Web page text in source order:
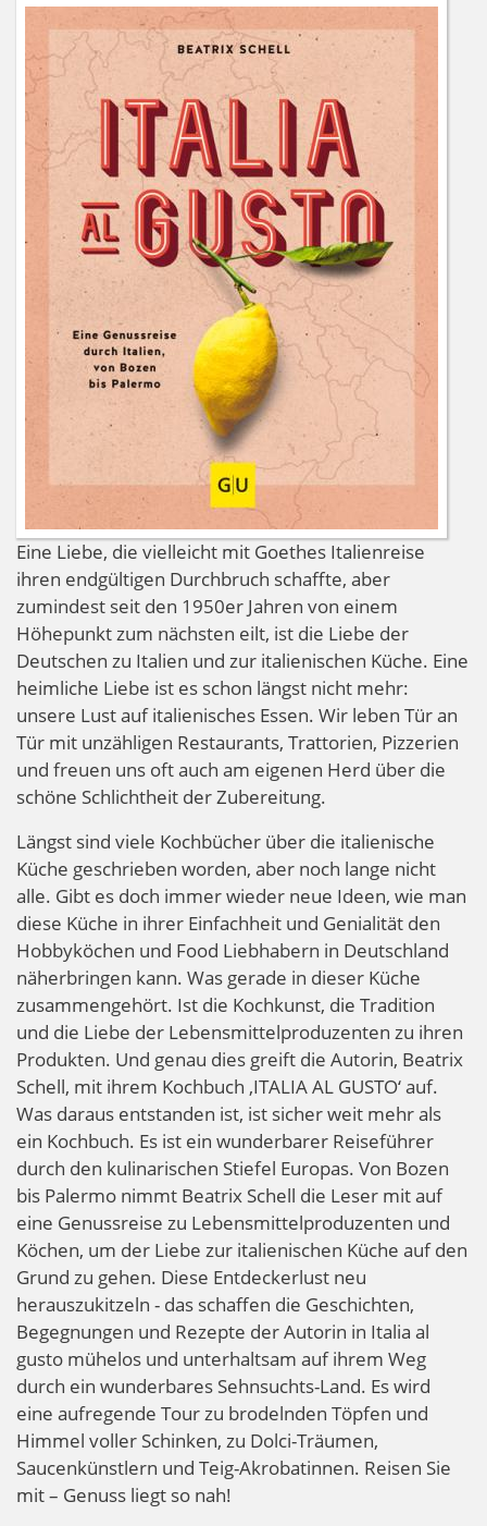
Eine Liebe, die vielleicht mit Goethes Italienreise
ihren endgültigen Durchbruch schaffte, aber
zumindest seit den 1950er Jahren von einem
Höhepunkt zum nächsten eilt, ist die Liebe der
Deutschen zu Italien und zur italienischen Küche. Eine
heimliche Liebe ist es schon längst nicht mehr:
unsere Lust auf italienisches Essen. Wir leben Tür an
Tür mit unzähligen Restaurants, Trattorien, Pizzerien
und freuen uns oft auch am eigenen Herd über die
schöne Schlichtheit der Zubereitung.
Längst sind viele Kochbücher über die italienische
Küche geschrieben worden, aber noch lange nicht
alle. Gibt es doch immer wieder neue Ideen, wie man
diese Küche in ihrer Einfachheit und Genialität den
Hobbyköchen und Food Liebhabern in Deutschland
näherbringen kann. Was gerade in dieser Küche
zusammengehört. Ist die Kochkunst, die Tradition
und die Liebe der Lebensmittelproduzenten zu ihren
Produkten. Und genau dies greift die Autorin, Beatrix
Schell, mit ihrem Kochbuch ‚ITALIA AL GUSTO‘ auf.
Was daraus entstanden ist, ist sicher weit mehr als
ein Kochbuch. Es ist ein wunderbarer Reiseführer
durch den kulinarischen Stiefel Europas. Von Bozen
bis Palermo nimmt Beatrix Schell die Leser mit auf
eine Genussreise zu Lebensmittelproduzenten und
Köchen, um der Liebe zur italienischen Küche auf den
Grund zu gehen. Diese Entdeckerlust neu
herauszukitzeln - das schaffen die Geschichten,
Begegnungen und Rezepte der Autorin in Italia al
gusto mühelos und unterhaltsam auf ihrem Weg
durch ein wunderbares Sehnsuchts-Land. Es wird
eine aufregende Tour zu brodelnden Töpfen und
Himmel voller Schinken, zu Dolci-Träumen,
Saucenkünstlern und Teig-Akrobatinnen. Reisen Sie
mit – Genuss liegt so nah!